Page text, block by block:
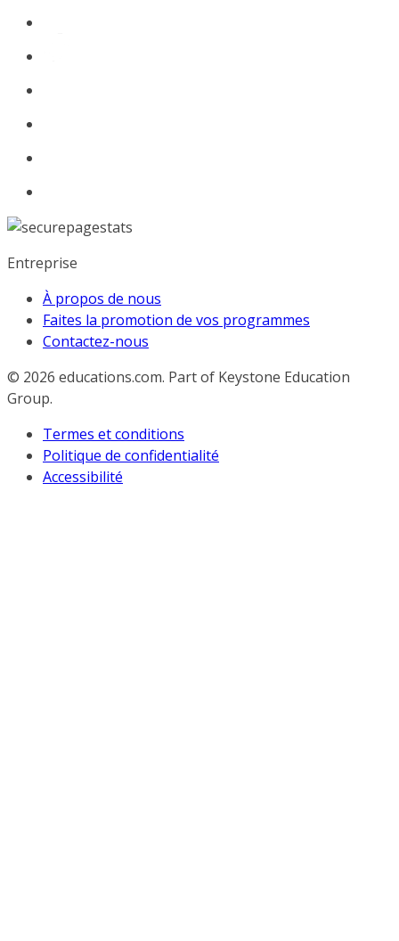
Entreprise
À propos de nous
Faites la promotion de vos programmes
Contactez-nous
© 2026 educations.com. Part of Keystone Education
Group.
Termes et conditions
Politique de confidentialité
Accessibilité